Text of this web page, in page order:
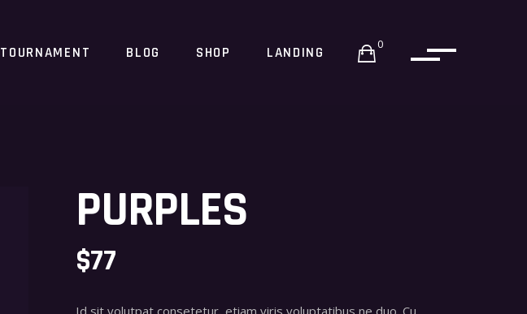
TOURNAMENT BLOG SHOP LANDING
0
PURPLES
$77
Id sit volutpat consetetur, etiam viris voluptatibus ne duo. Cu